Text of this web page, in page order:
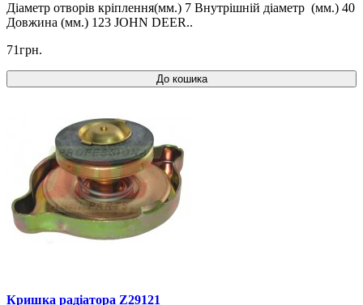
Діаметр отворів кріплення(мм.) 7 Внутрішній діаметр (мм.) 40
Довжина (мм.) 123 JOHN DEER..
71грн.
До кошика
Кришка радіатора Z29121